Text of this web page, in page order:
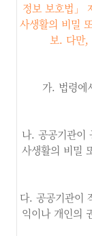
정보 보호법 」
사생활의 비밀
보. 다만,
가. 법령에
나. 공공기관이
사생활의 비밀
다. 공공기관이
익이나 개인의